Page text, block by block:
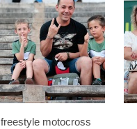
freestyle motocross